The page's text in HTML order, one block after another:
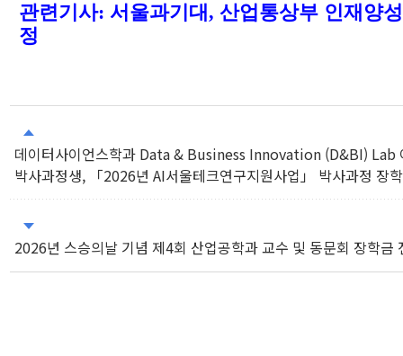
관련기사: 서울과기대, 산업통상부 인재양
정
데이터사이언스학과 Data & Business Innovation (D&BI) Lab
박사과정생, 「2026년 AI서울테크연구지원사업」 박사과정 장
2026년 스승의날 기념 제4회 산업공학과 교수 및 동문회 장학금